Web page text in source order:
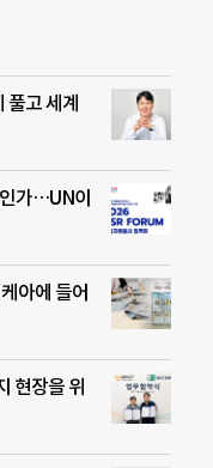
풀고 세계
가…UN이
아에 들어
현장을 위